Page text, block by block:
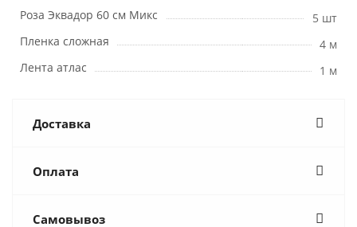
Роза Эквадор 60 см Микс
5 шт
Пленка сложная
4 м
Лента атлас
1 м
Доставка
Оплата
Самовывоз